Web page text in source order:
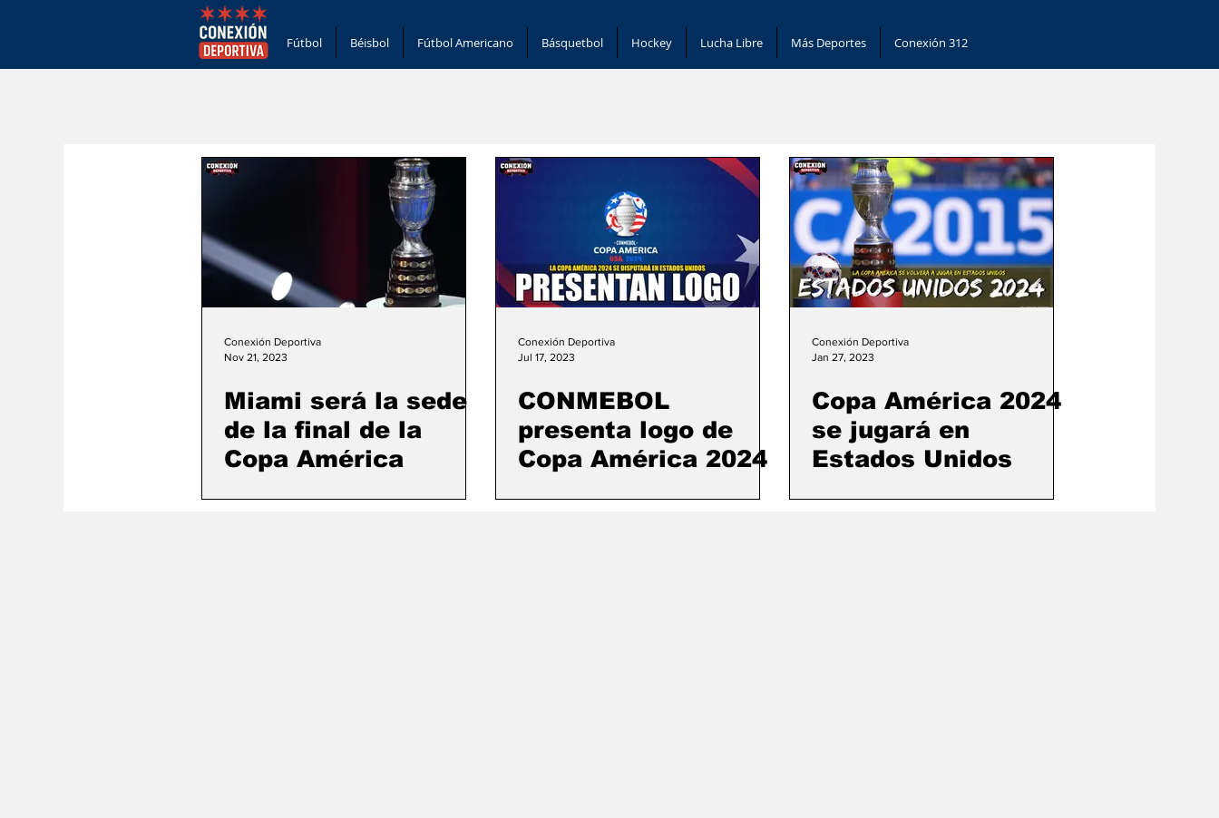
Fútbol Béisbol Fútbol Americano Básquetbol Hockey Lucha Libre Más Deportes Conexión 312
Conexión Deportiva
Nov 21, 2023
Miami será la sede
de la final de la
Copa América
Conexión Deportiva
Jul 17, 2023
CONMEBOL
presenta logo de
Copa América 2024
Conexión Deportiva
Jan 27, 2023
Copa América 2024
se jugará en
Estados Unidos